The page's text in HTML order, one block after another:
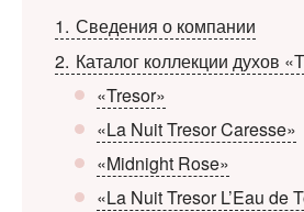
1 Сведения о компании
2 Каталог коллекции духов
«Tresor»
«La Nuit Tresor Caresse»
«Midnight Rose»
«La Nuit Tresor L’Eau de